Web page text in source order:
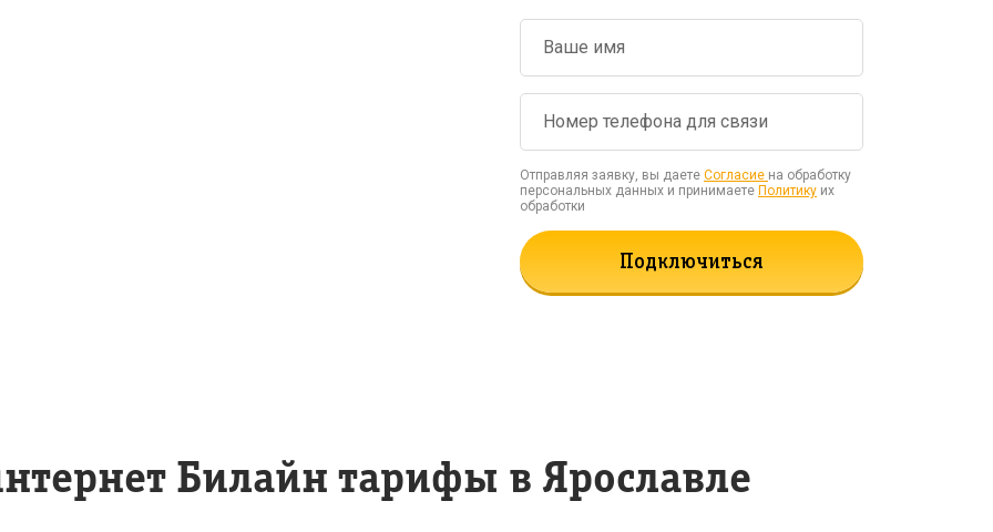
Отправляя заявку, вы даете Согласие на обработку
персональных данных и принимаете Политику их
обработки
Подключиться
Билайн тарифы в Ярославле